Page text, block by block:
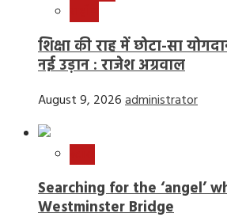
शिक्षा की राह में छोटा-सा
नई उड़ान : राजेश अग्रवाल
August 9, 2026administrator
Searching for the ‘angel’
Westminster Bridge